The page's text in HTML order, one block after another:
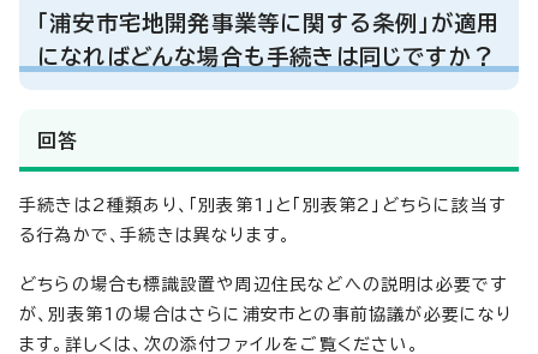
「浦安市宅地開発事業等に関する条例」が適用
になればどんな場合も手続きは同じですか？
回答
手続きは2種類あり、「別表第1」と「別表第2」どちらに該当す
る行為かで、手続きは異なります。
どちらの場合も標識設置や周辺住民などへの説明は必要です
が、別表第1の場合はさらに浦安市との事前協議が必要になり
ます。詳しくは、次の添付ファイルをご覧ください。